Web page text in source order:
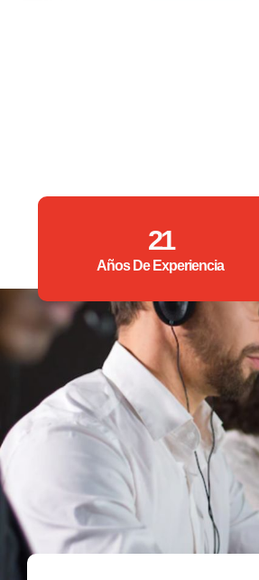
21
Años De Experiencia